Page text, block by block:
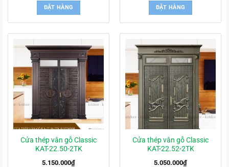
ĐẶT HÀNG ĐẶT HÀNG
Cửa thép vân gỗ Classic
KAT-22.50-2TK
5.150.000₫
Cửa thép vân gỗ Classic
KAT-22.52-2TK
5.050.000₫